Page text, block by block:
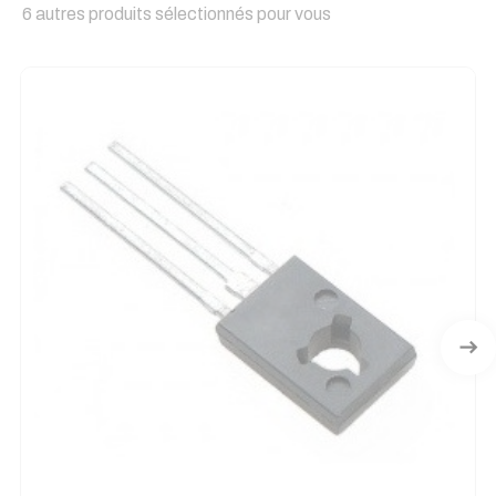
6 autres produits sélectionnés pour vous